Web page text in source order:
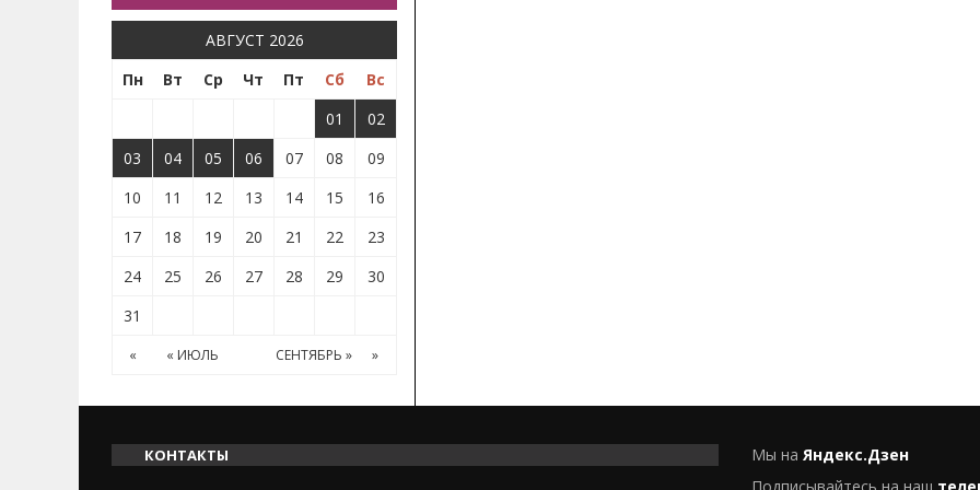
АВГУСТ 2026
Пн
Вт Ср Чт Пт Сб
Вс
01
02
03
04 05 06 07 08
09
10
11 12 13 14 15
16
17
18 19 20 21 22
23
24
25 26 27 28 29
30
31
« « ИЮЛЬ СЕНТЯБРЬ » »
КОНТАКТЫ Мы на Яндекс.Дзен